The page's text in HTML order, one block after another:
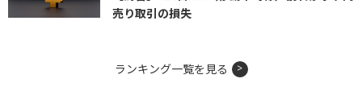
売り取引の損失
ランキング一覧を見る